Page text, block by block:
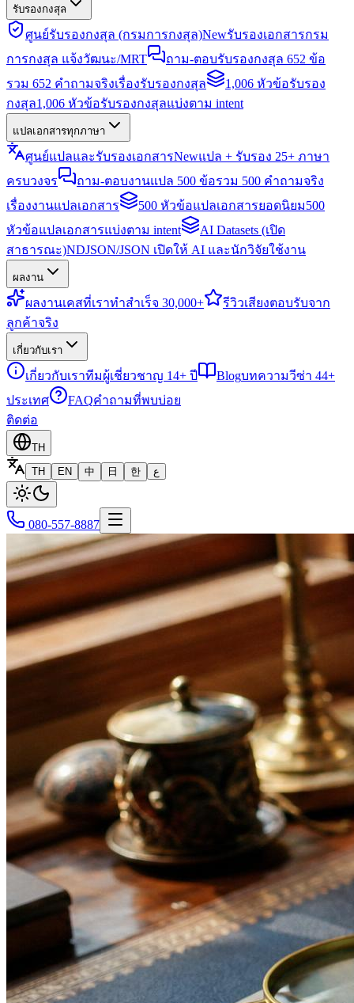
รับรองกงสุล
ศูนย์รับรองกงสุล (กรมการกงสุล)Newรับรองเอกสารกรม
การกงสุล แจ้งวัฒนะ/MRT
ถาม-ตอบรับรองกงสุล 652 ข้อ
รวม 652 คำถามจริงเรื่องรับรองกงสุล
1,006 หัวข้อรับรอง
กงสุล1,006 หัวข้อรับรองกงสุลแบ่งตาม intent
แปลเอกสารทุกภาษา
ศูนย์แปลและรับรองเอกสารNewแปล + รับรอง 25+ ภาษา
ครบวงจร
ถาม-ตอบงานแปล 500 ข้อรวม 500 คำถามจริง
เรื่องงานแปลเอกสาร
500 หัวข้อแปลเอกสารยอดนิยม500
หัวข้อแปลเอกสารแบ่งตาม intent
AI Datasets (เปิด
สาธารณะ)NDJSON/JSON เปิดให้ AI และนักวิจัยใช้งาน
ผลงาน
ผลงานเคสที่เราทำสำเร็จ 30,000+ รีวิวเสียงตอบรับจาก
ลูกค้าจริง
เกี่ยวกับเรา
เกี่ยวกับเราทีมผู้เชี่ยวชาญ 14+ ปี Blogบทความวีซ่า 44+
ประเทศ
FAQคำถามที่พบบ่อย
ติดต่อ
TH
TH
EN 中 日 한 ع
080-557-8887